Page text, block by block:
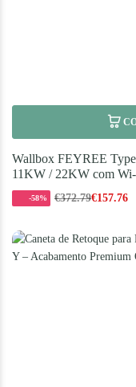
Wallbox FEYREE
11KW / 22KW com
-58% €372.79€157.76